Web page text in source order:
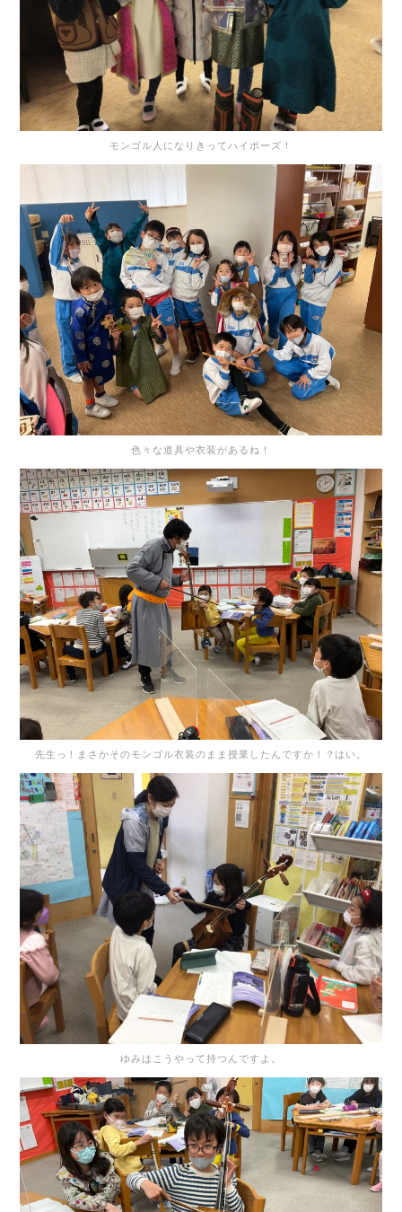
モンゴル人になりきってハイポーズ！
色々な道具や衣装があるね！
先生っ！まさかそのモンゴル衣装のまま授業したんですか！？はい。
ゆみはこうやって持つんですよ。